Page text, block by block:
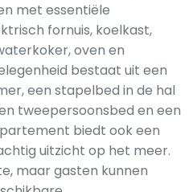
met essentiële
fornuis, koelkast,
oven en
bestaat uit een
een stapelbed in de hal
tweepersoonsbed en een
biedt ook een
uitzicht op het meer.
maar gasten kunnen